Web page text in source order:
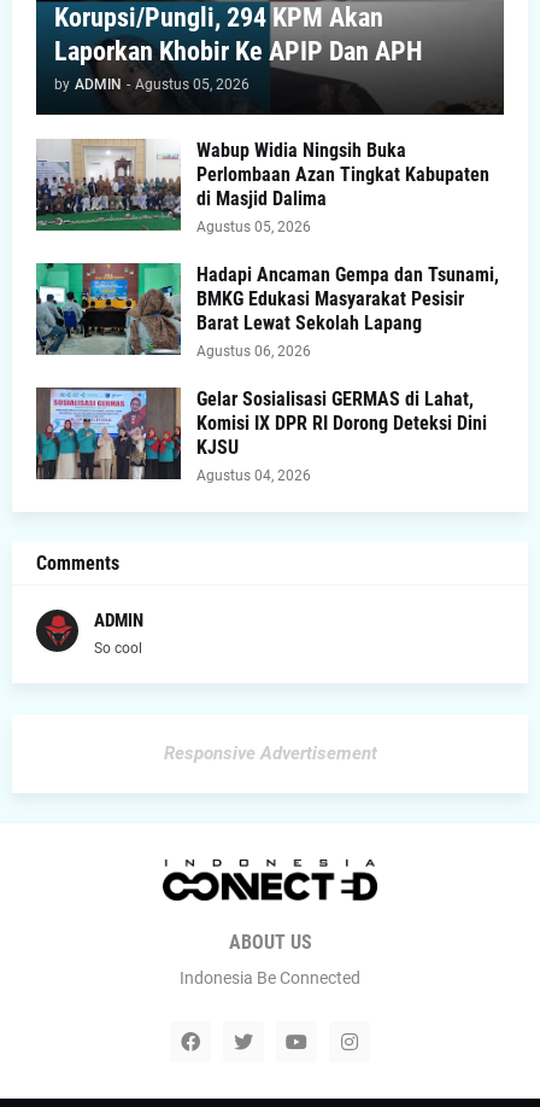
Korupsi/Pungli, 294 KPM Akan
Laporkan Khobir Ke APIP Dan APH
by ADMIN - Agustus 05, 2026
Wabup Widia Ningsih Buka
Perlombaan Azan Tingkat Kabupaten
di Masjid Dalima
Agustus 05, 2026
Hadapi Ancaman Gempa dan Tsunami,
BMKG Edukasi Masyarakat Pesisir
Barat Lewat Sekolah Lapang
Agustus 06, 2026
Gelar Sosialisasi GERMAS di Lahat,
Komisi IX DPR RI Dorong Deteksi Dini
KJSU
Agustus 04, 2026
Comments
ADMIN
So cool
Responsive Advertisement
ABOUT US
Indonesia Be Connected